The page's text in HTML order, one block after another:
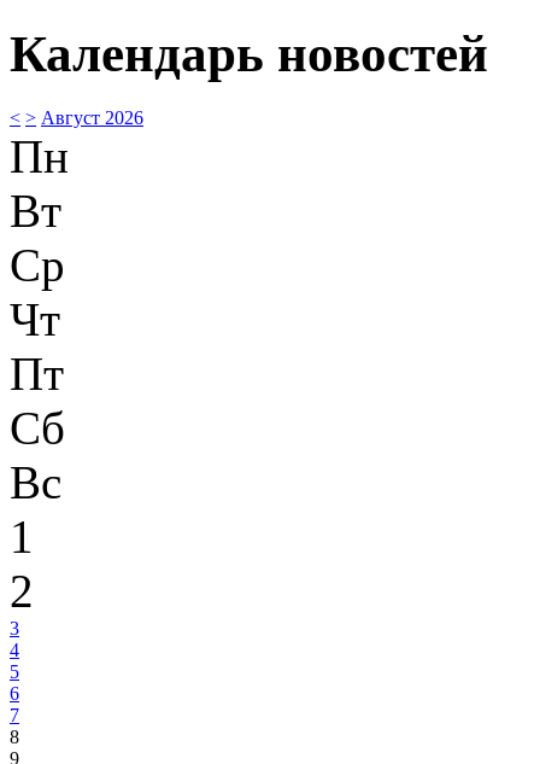
Календарь новостей
< > Август 2026
Пн
Вт
Ср
Чт
Пт
Сб
Вс
1
2
3
4
5
6
7
8
9